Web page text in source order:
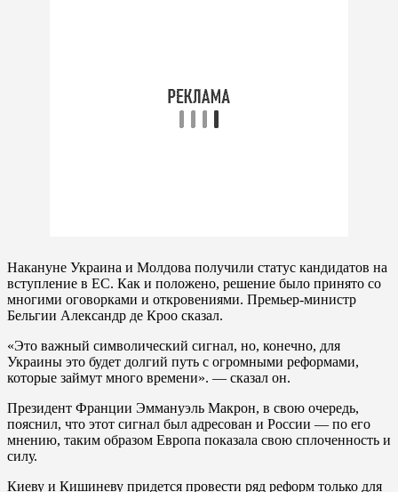
Накануне Украина и Молдова получили статус кандидатов на
вступление в ЕС. Как и положено, решение было принято со
многими оговорками и откровениями. Премьер-министр
Бельгии Александр де Кроо сказал.
«Это важный символический сигнал, но, конечно, для
Украины это будет долгий путь с огромными реформами,
которые займут много времени». — сказал он.
Президент Франции Эммануэль Макрон, в свою очередь,
пояснил, что этот сигнал был адресован и России — по его
мнению, таким образом Европа показала свою сплоченность и
силу.
Киеву и Кишиневу придется провести ряд реформ только для